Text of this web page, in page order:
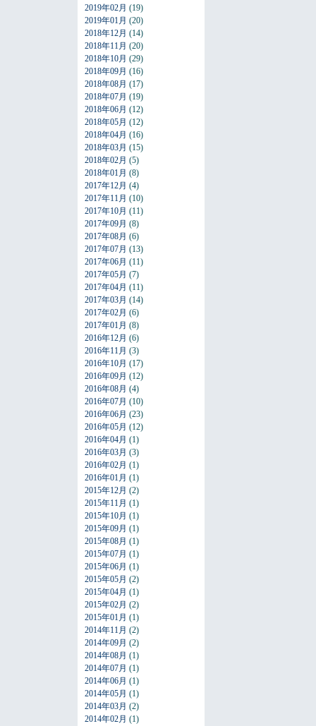
2019年02月 (19)
2019年01月 (20)
2018年12月 (14)
2018年11月 (20)
2018年10月 (29)
2018年09月 (16)
2018年08月 (17)
2018年07月 (19)
2018年06月 (12)
2018年05月 (12)
2018年04月 (16)
2018年03月 (15)
2018年02月 (5)
2018年01月 (8)
2017年12月 (4)
2017年11月 (10)
2017年10月 (11)
2017年09月 (8)
2017年08月 (6)
2017年07月 (13)
2017年06月 (11)
2017年05月 (7)
2017年04月 (11)
2017年03月 (14)
2017年02月 (6)
2017年01月 (8)
2016年12月 (6)
2016年11月 (3)
2016年10月 (17)
2016年09月 (12)
2016年08月 (4)
2016年07月 (10)
2016年06月 (23)
2016年05月 (12)
2016年04月 (1)
2016年03月 (3)
2016年02月 (1)
2016年01月 (1)
2015年12月 (2)
2015年11月 (1)
2015年10月 (1)
2015年09月 (1)
2015年08月 (1)
2015年07月 (1)
2015年06月 (1)
2015年05月 (2)
2015年04月 (1)
2015年02月 (2)
2015年01月 (1)
2014年11月 (2)
2014年09月 (2)
2014年08月 (1)
2014年07月 (1)
2014年06月 (1)
2014年05月 (1)
2014年03月 (2)
2014年02月 (1)